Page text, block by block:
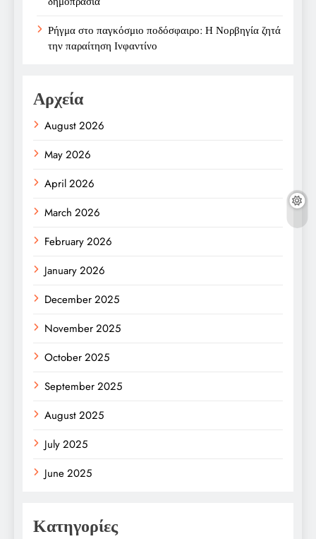
Ρήγμα στο παγκόσμιο ποδόσφαιρο: Η Νορβηγία ζητά
την παραίτηση Ινφαντίνο
Αρχεία
August 2026
May 2026
April 2026
March 2026
February 2026
January 2026
December 2025
November 2025
October 2025
September 2025
August 2025
July 2025
June 2025
Κατηγορίες